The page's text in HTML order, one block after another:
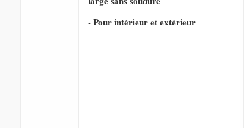
- Pour intérieur et extérieur